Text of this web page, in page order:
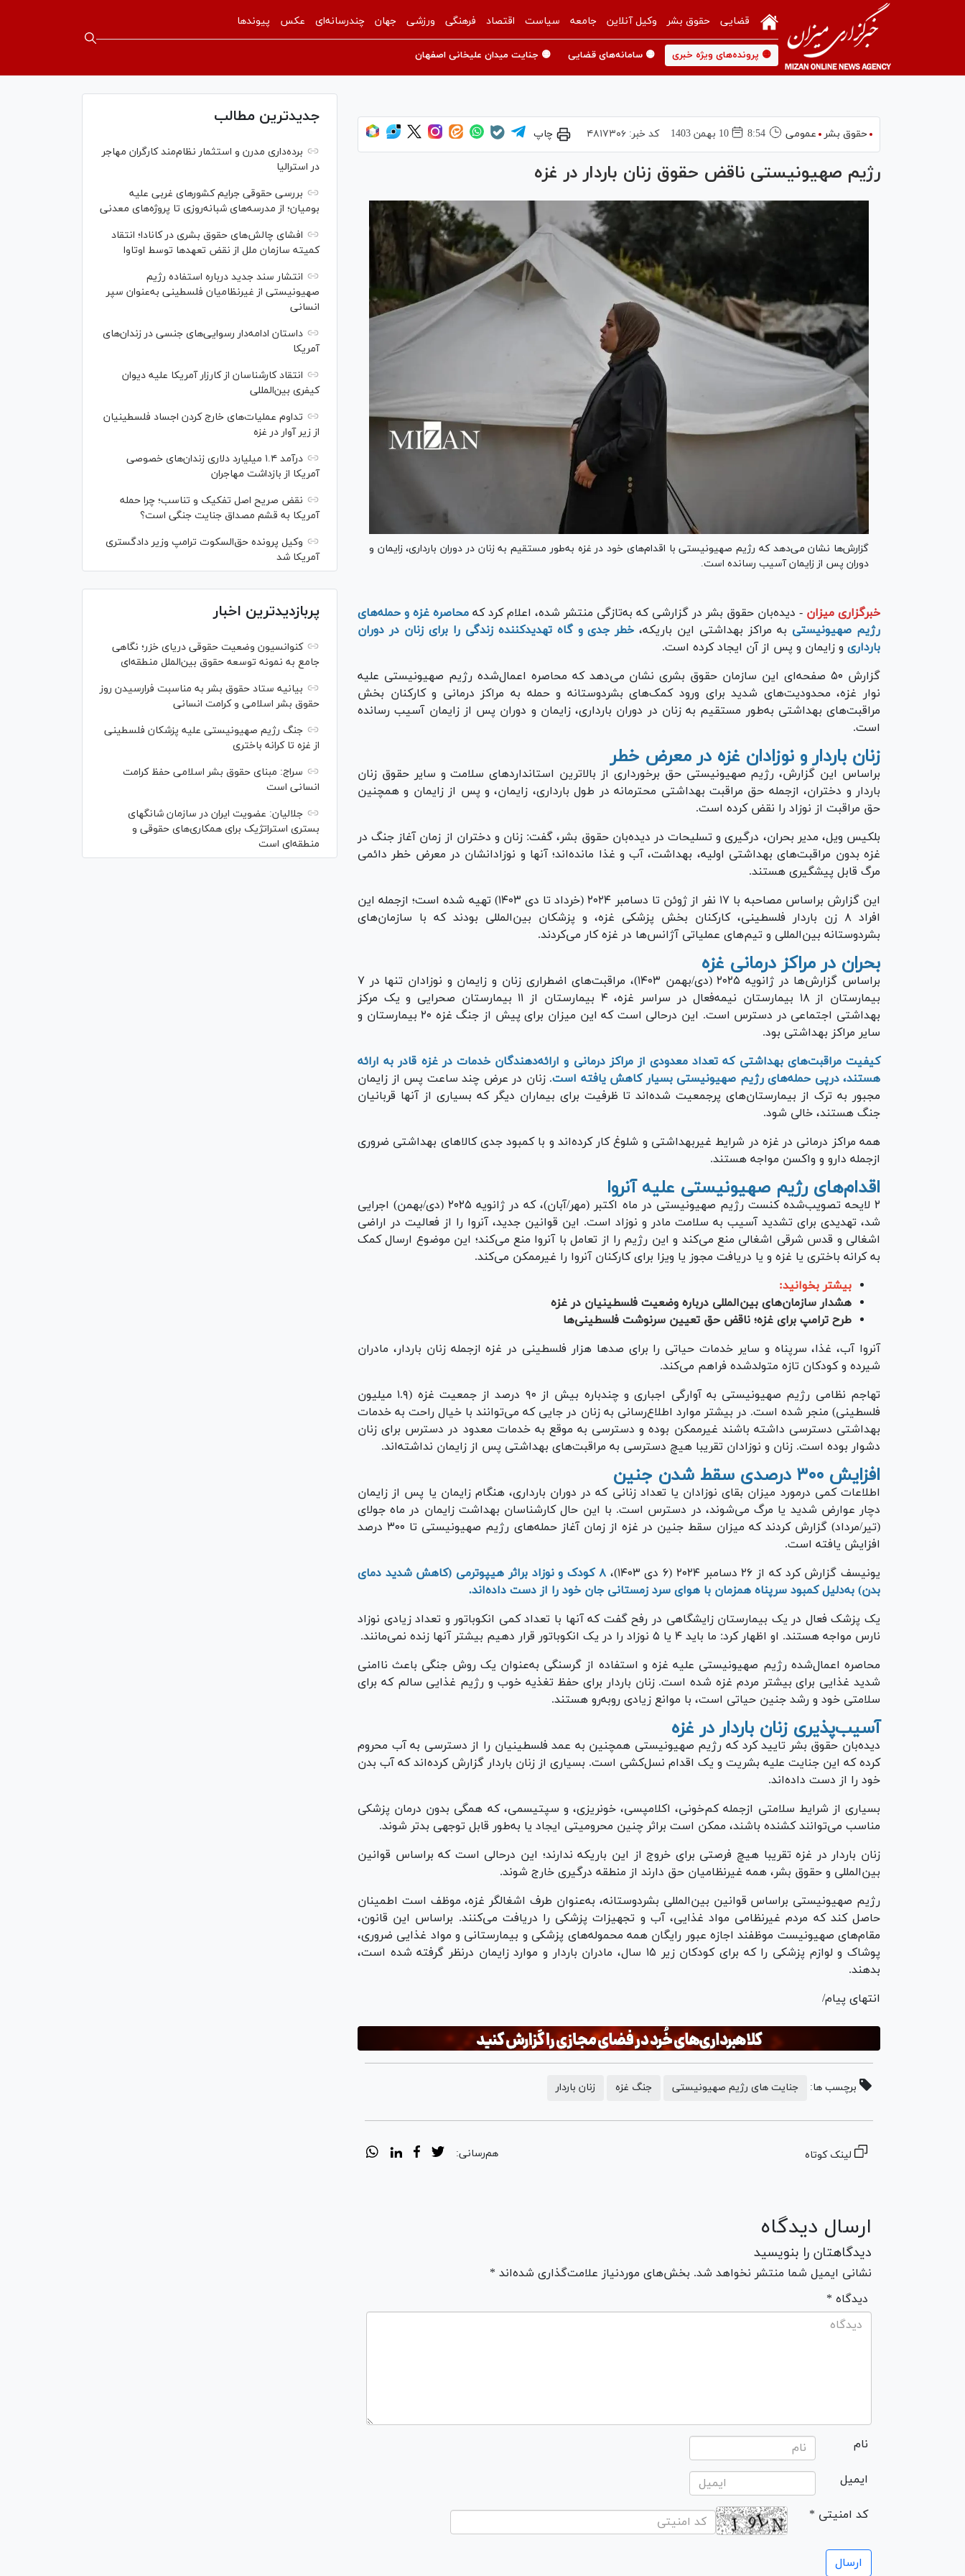
قضایی حقوق بشر وکیل آنلاین جامعه سیاست اقتصاد فرهنگی ورزشی جهان چندرسانه‌ای عکس پیوندها
🟡 پرونده‌های ویژه خبری 🟡 سامانه‌های قضایی 🟡 جنایت میدان علیخانی اصفهان
حقوق بشر عمومی 8:54 10 بهمن 1403 کد خبر: ۴۸۱۷۳۰۶ چاپ
رژیم صهیونیستی ناقض حقوق زنان باردار در غزه
گزارش‌ها نشان می‌دهد که رژیم صهیونیستی با اقدام‌های خود در غزه به‌طور مستقیم به زنان در دوران بارداری، زایمان و
دوران پس از زایمان آسیب رسانده است.
خبرگزاری میزان - دیده‌بان حقوق بشر در گزارشی که به‌تازگی منتشر شده، اعلام کرد که محاصره غزه و حمله‌های
رژیم صهیونیستی به مراکز بهداشتی این باریکه، خطر جدی و گاه تهدیدکننده زندگی را برای زنان در دوران
بارداری و زایمان و پس از آن ایجاد کرده است.
گزارش ۵۰ صفحه‌ای این سازمان حقوق بشری نشان می‌دهد که محاصره اعمال‌شده رژیم صهیونیستی علیه
نوار غزه، محدودیت‌های شدید برای ورود کمک‌های بشردوستانه و حمله به مراکز درمانی و کارکنان بخش
مراقبت‌های بهداشتی به‌طور مستقیم به زنان در دوران بارداری، زایمان و دوران پس از زایمان آسیب رسانده
است.
زنان باردار و نوزادان غزه در معرض خطر
براساس این گزارش، رژیم صهیونیستی حق برخورداری از بالاترین استاندارد‌های سلامت و سایر حقوق زنان
باردار و دختران، ازجمله حق مراقبت بهداشتی محترمانه در طول بارداری، زایمان، و پس از زایمان و همچنین
حق مراقبت از نوزاد را نقض کرده است.
بلکیس ویل، مدیر بحران، درگیری و تسلیحات در دیده‌بان حقوق بشر، گفت: زنان و دختران از زمان آغاز جنگ در
غزه بدون مراقبت‌های بهداشتی اولیه، بهداشت، آب و غذا مانده‌اند؛ آنها و نوزادانشان در معرض خطر دائمی
مرگ قابل پیشگیری هستند.
این گزارش براساس مصاحبه با ۱۷ نفر از ژوئن تا دسامبر ۲۰۲۴ (خرداد تا دی ۱۴۰۳) تهیه شده است؛ ازجمله این
افراد ۸ زن باردار فلسطینی، کارکنان بخش پزشکی غزه، و پزشکان بین‌المللی بودند که با سازمان‌های
بشردوستانه بین‌المللی و تیم‌های عملیاتی آژانس‌ها در غزه کار می‌کردند.
بحران در مراکز درمانی غزه
براساس گزارش‌ها در ژانویه ۲۰۲۵ (دی/بهمن ۱۴۰۳)، مراقبت‌های اضطراری زنان و زایمان و نوزادان تنها در ۷
بیمارستان از ۱۸ بیمارستان نیمه‌فعال در سراسر غزه، ۴ بیمارستان از ۱۱ بیمارستان صحرایی و یک مرکز
بهداشتی اجتماعی در دسترس است. این درحالی است که این میزان برای پیش از جنگ غزه ۲۰ بیمارستان و
سایر مراکز بهداشتی بود.
کیفیت مراقبت‌های بهداشتی که تعداد معدودی از مراکز درمانی و ارائه‌دهندگان خدمات در غزه قادر به ارائه
هستند، درپی حمله‌های رژیم صهیونیستی بسیار کاهش یافته است. زنان در عرض چند ساعت پس از زایمان
مجبور به ترک از بیمارستان‌های پرجمعیت شده‌اند تا ظرفیت برای بیماران دیگر که بسیاری از آنها قربانیان
جنگ هستند، خالی شود.
همه مراکز درمانی در غزه در شرایط غیربهداشتی و شلوغ کار کرده‌اند و با کمبود جدی کالا‌های بهداشتی ضروری
ازجمله دارو و واکسن مواجه هستند.
اقدام‌های رژیم صهیونیستی علیه آنروا
۲ لایحه تصویب‌شده کنست رژیم صهیونیستی در ماه اکتبر (مهر/آبان)، که در ژانویه ۲۰۲۵ (دی/بهمن) اجرایی
شد، تهدیدی برای تشدید آسیب به سلامت مادر و نوزاد است. این قوانین جدید، آنروا را از فعالیت در اراضی
اشغالی و قدس شرقی اشغالی منع می‌کند و این رژیم را از تعامل با آنروا منع می‌کند؛ این موضوع ارسال کمک
به کرانه باختری یا غزه و یا دریافت مجوز یا ویزا برای کارکنان آنروا را غیرممکن می‌کند.
بیشتر بخوانید:
هشدار سازمان‌های بین‌المللی درباره وضعیت فلسطینیان در غزه
طرح ترامپ برای غزه؛ ناقض حق تعیین سرنوشت فلسطینی‌ها
آنروا آب، غذا، سرپناه و سایر خدمات حیاتی را برای صد‌ها هزار فلسطینی در غزه ازجمله زنان باردار، مادران
شیرده و کودکان تازه متولدشده فراهم می‌کند.
تهاجم نظامی رژیم صهیونیستی به آوارگی اجباری و چندباره بیش از ۹۰ درصد از جمعیت غزه (۱.۹ میلیون
فلسطینی) منجر شده است. در بیشتر موارد اطلاع‌رسانی به زنان در جایی که می‌توانند با خیال راحت به خدمات
بهداشتی دسترسی داشته باشند غیرممکن بوده و دسترسی به موقع به خدمات معدود در دسترس برای زنان
دشوار بوده است. زنان و نوزادان تقریبا هیچ دسترسی به مراقبت‌های بهداشتی پس از زایمان نداشته‌اند.
افزایش ۳۰۰ درصدی سقط شدن جنین
اطلاعات کمی درمورد میزان بقای نوزادان یا تعداد زنانی که در دوران بارداری، هنگام زایمان یا پس از زایمان
دچار عوارض شدید یا مرگ می‌شوند، در دسترس است. با این حال کارشناسان بهداشت زایمان در ماه جولای
(تیر/مرداد) گزارش کردند که میزان سقط جنین در غزه از زمان آغاز حمله‌های رژیم صهیونیستی تا ۳۰۰ درصد
افزایش یافته است.
یونیسف گزارش کرد که از ۲۶ دسامبر ۲۰۲۴ (۶ دی ۱۴۰۳)،
۸ کودک و نوزاد براثر هیپوترمی (کاهش شدید دمای
بدن) به‌دلیل کمبود سرپناه همزمان با هوای سرد زمستانی جان خود را از دست داده‌اند.
یک پزشک فعال در یک بیمارستان زایشگاهی در رفح گفت که آنها با تعداد کمی انکوباتور و تعداد زیادی نوزاد
نارس مواجه هستند. او اظهار کرد: ما باید ۴ یا ۵ نوزاد را در یک انکوباتور قرار دهیم بیشتر آنها زنده نمی‌مانند.
محاصره اعمال‌شده رژیم صهیونیستی علیه غزه و استفاده از گرسنگی به‌عنوان یک روش جنگی باعث ناامنی
شدید غذایی برای بیشتر مردم غزه شده است. زنان باردار برای حفظ تغذیه خوب و رژیم غذایی سالم که برای
سلامتی خود و رشد جنین حیاتی است، با موانع زیادی رو‌به‌رو هستند.
آسیب‌پذیری زنان باردار در غزه
دیده‌بان حقوق بشر تایید کرد که رژیم صهیونیستی همچنین به عمد فلسطینیان را از دسترسی به آب محروم
کرده که این جنایت علیه بشریت و یک اقدام نسل‌کشی است. بسیاری از زنان باردار گزارش کرده‌اند که آب بدن
خود را از دست داده‌اند.
بسیاری از شرایط سلامتی ازجمله کم‌خونی، اکلامپسی، خونریزی، و سپتیسمی، که همگی بدون درمان پزشکی
مناسب می‌توانند کشنده باشند، ممکن است براثر چنین محرومیتی ایجاد یا به‌طور قابل توجهی بدتر شوند.
زنان باردار در غزه تقریبا هیچ فرصتی برای خروج از این باریکه ندارند؛ این درحالی است که براساس قوانین
بین‌المللی و حقوق بشر، همه غیرنظامیان حق دارند از منطقه درگیری خارج شوند.
رژیم صهیونیستی براساس قوانین بین‌المللی بشردوستانه، به‌عنوان طرف اشغالگر غزه، موظف است اطمینان
حاصل کند که مردم غیرنظامی مواد غذایی، آب و تجهیزات پزشکی را دریافت می‌کنند. براساس این قانون،
مقام‌های صهیونیست موظفند اجازه عبور رایگان همه محموله‌های پزشکی و بیمارستانی و مواد غذایی ضروری،
پوشاک و لوازم پزشکی را که برای کودکان زیر ۱۵ سال، مادران باردار و موارد زایمان درنظر گرفته شده است،
بدهند.
انتهای پیام/
برچسب ها: جنایت های رژیم صهیونیستی جنگ غزه زنان باردار
لینک کوتاه هم‌رسانی:
ارسال دیدگاه
دیدگاهتان را بنویسید
نشانی ایمیل شما منتشر نخواهد شد. بخش‌های موردنیاز علامت‌گذاری شده‌اند *
* دیدگاه
نام
ایمیل
* کد امنیتی
جدیدترین مطالب
برده‌داری مدرن و استثمار نظام‌مند کارگران مهاجر
در استرالیا
بررسی حقوقی جرایم کشور‌های غربی علیه
بومیان؛ از مدرسه‌های شبانه‌روزی تا پروژه‌های معدنی
افشای چالش‌های حقوق بشری در کانادا؛ انتقاد
کمیته سازمان ملل از نقض تعهد‌ها توسط اوتاوا
انتشار سند جدید درباره استفاده رژیم
صهیونیستی از غیرنظامیان فلسطینی به‌عنوان سپر
انسانی
داستان ادامه‌دار رسوایی‌های جنسی در زندان‌های
آمریکا
انتقاد کارشناسان از کارزار آمریکا علیه دیوان
کیفری بین‌المللی
تداوم عملیات‌های خارج کردن اجساد فلسطینیان
از زیر آوار در غزه
درآمد ۱.۴ میلیارد دلاری زندان‌های خصوصی
آمریکا از بازداشت مهاجران
نقض صریح اصل تفکیک و تناسب؛ چرا حمله
آمریکا به قشم مصداق جنایت جنگی است؟
وکیل پرونده حق‌السکوت ترامپ وزیر دادگستری
آمریکا شد
پربازدیدترین اخبار
کنوانسیون وضعیت حقوقی دریای خزر؛ نگاهی
جامع به نمونه توسعه حقوق بین‌الملل منطقه‌ای
بیانیه ستاد حقوق بشر به مناسبت فرارسیدن روز
حقوق بشر اسلامی و کرامت انسانی
جنگ رژیم صهیونیستی علیه پزشکان فلسطینی
از غزه تا کرانه باختری
سراج: مبنای حقوق بشر اسلامی حفظ کرامت
انسانی است
جلالیان: عضویت ایران در سازمان شانگهای
بستری استراتژیک برای همکاری‌های حقوقی و
منطقه‌ای است